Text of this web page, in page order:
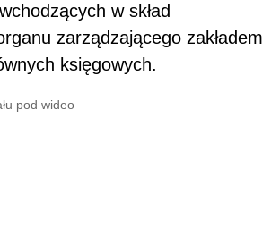
w skład
zarządzającego zakładem
księgowych.
pod wideo